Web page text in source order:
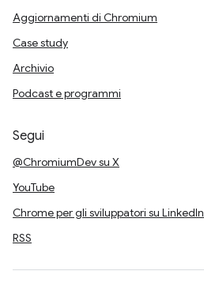
Aggiornamenti di Chromium
Case study
Archivio
Podcast e programmi
Segui
@ChromiumDev su X
YouTube
Chrome per gli sviluppatori su LinkedIn
RSS